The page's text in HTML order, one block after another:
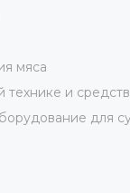
мяса
и
для